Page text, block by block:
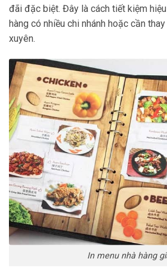
đãi đặc biệt. Đây là cách tiết kiệm
hàng có nhiều chi nhánh hoặc cần
xuyên.
In menu nhà hàng